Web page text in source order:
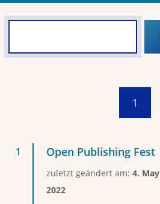
1
Open Publishing Fest
zuletzt geändert am: 4. May
2022